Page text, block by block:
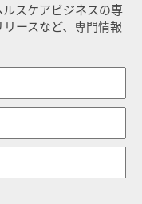
スケアビジネスの専
ースなど、専門情報